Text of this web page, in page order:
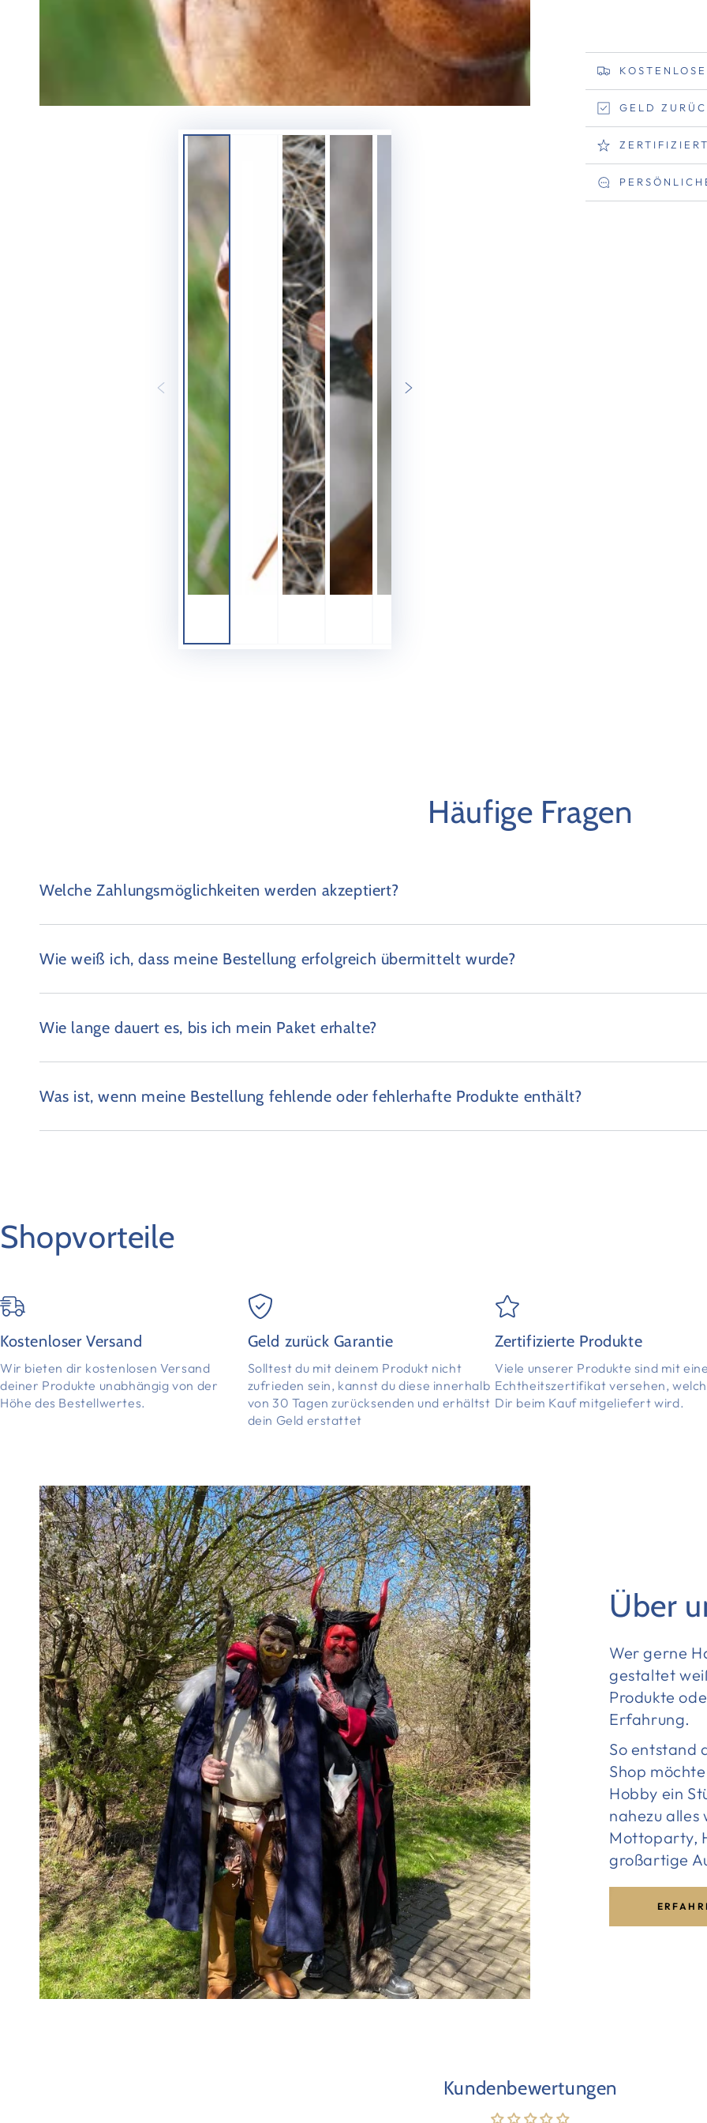
GELD
Häufige Fragen
Welche Zahlungsmöglichkeiten werden akzeptiert?
Wie weiß ich, dass meine Bestellung erfolgreich übermittelt wurde?
Wie lange dauert es, bis ich mein Paket erhalte?
Was ist, wenn meine Bestellung fehlende oder fehlerhafte Produkte enthält?
Shopvorteile
Kostenloser Versand
Wir bieten dir kostenlosen Versand
deiner Produkte unabhängig von der
Höhe des Bestellwertes.
Geld zurück Garantie
Solltest du mit deinem Produkt nicht
zufrieden sein, kannst du diese innerhalb
von 30 Tagen zurücksenden und erhältst
dein Geld erstattet
Zertifizierte Produkte
Viele unserer Produkte sind mit
Echtheitszertifikat versehen,
Dir beim Kauf mitgeliefert wird.
Über
Wer gerne
gestaltet
Produkte
Erfahrung.
So entstand
Shop
Hobby ein
nahezu alles
Mottoparty,
großartige
Kundenbewertungen